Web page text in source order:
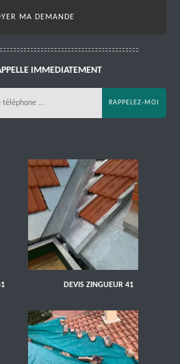
IMMEDIATEMENT
DEVIS ZINGUEUR 41